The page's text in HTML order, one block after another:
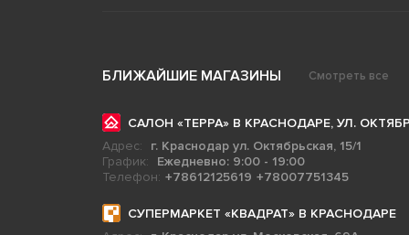
БЛИЖАЙШИЕ МАГАЗИНЫ Смотреть все
САЛОН «ТЕРРА» В КРАСНОДАРЕ, УЛ.
Адрес:
г. Краснодар ул. Октябрьская, 15/1
График:
Ежедневно: 9:00 - 19:00
Телефон: +78612125619 +78007751345
СУПЕРМАРКЕТ «КВАДРАТ» В КРАСНОДАРЕ